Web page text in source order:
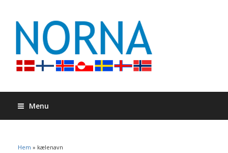
Menu
Du är här
Hem » kælenavn